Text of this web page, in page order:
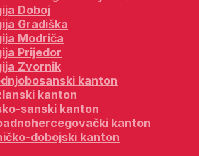
Doboj
Gradiška
Modriča
Prijedor
Zvornik
kanton
kanton
sanski kanton
kanton
dobojski kanton